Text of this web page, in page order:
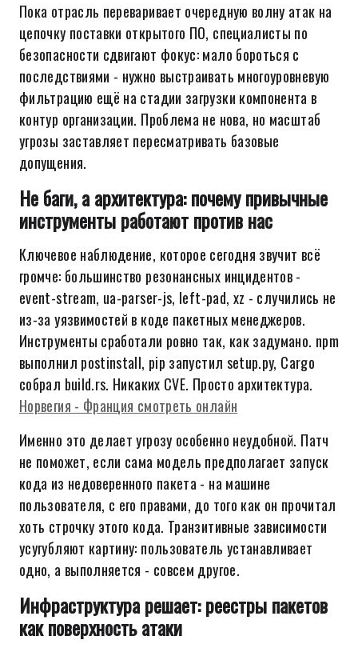
Пока отрасль переваривает очередную волну атак на
цепочку поставки открытого ПО, специалисты по
безопасности сдвигают фокус: мало бороться с
последствиями - нужно выстраивать многоуровневую
фильтрацию ещё на стадии загрузки компонента в
контур организации. Проблема не нова, но масштаб
угрозы заставляет пересматривать базовые
допущения.
Не баги, а архитектура: почему привычные
инструменты работают против нас
Ключевое наблюдение, которое сегодня звучит всё
громче: большинство резонансных инцидентов -
event-stream, ua-parser-js, left-pad, xz - случились не
из-за уязвимостей в коде пакетных менеджеров.
Инструменты сработали ровно так, как задумано. npm
выполнил postinstall, pip запустил setup.py, Cargo
собрал build.rs. Никаких CVE. Просто архитектура.
Норвегия - Франция смотреть онлайн
Именно это делает угрозу особенно неудобной. Патч
не поможет, если сама модель предполагает запуск
кода из недоверенного пакета - на машине
пользователя, с его правами, до того как он прочитал
хоть строчку этого кода. Транзитивные зависимости
усугубляют картину: пользователь устанавливает
одно, а выполняется - совсем другое.
Инфраструктура решает: реестры пакетов
как поверхность атаки